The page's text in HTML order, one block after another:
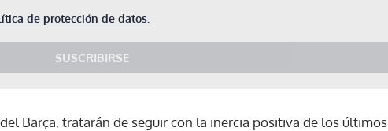
de protección de datos.
SUSCRIBIRSE
Barça, tratarán de seguir con la inercia positiva de los últimos